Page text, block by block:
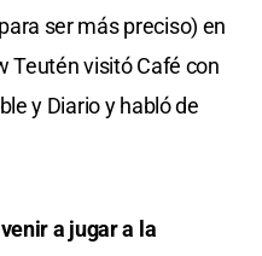
ser más preciso) en
Teutén visitó Café con
y Diario y habló de
a jugar a la